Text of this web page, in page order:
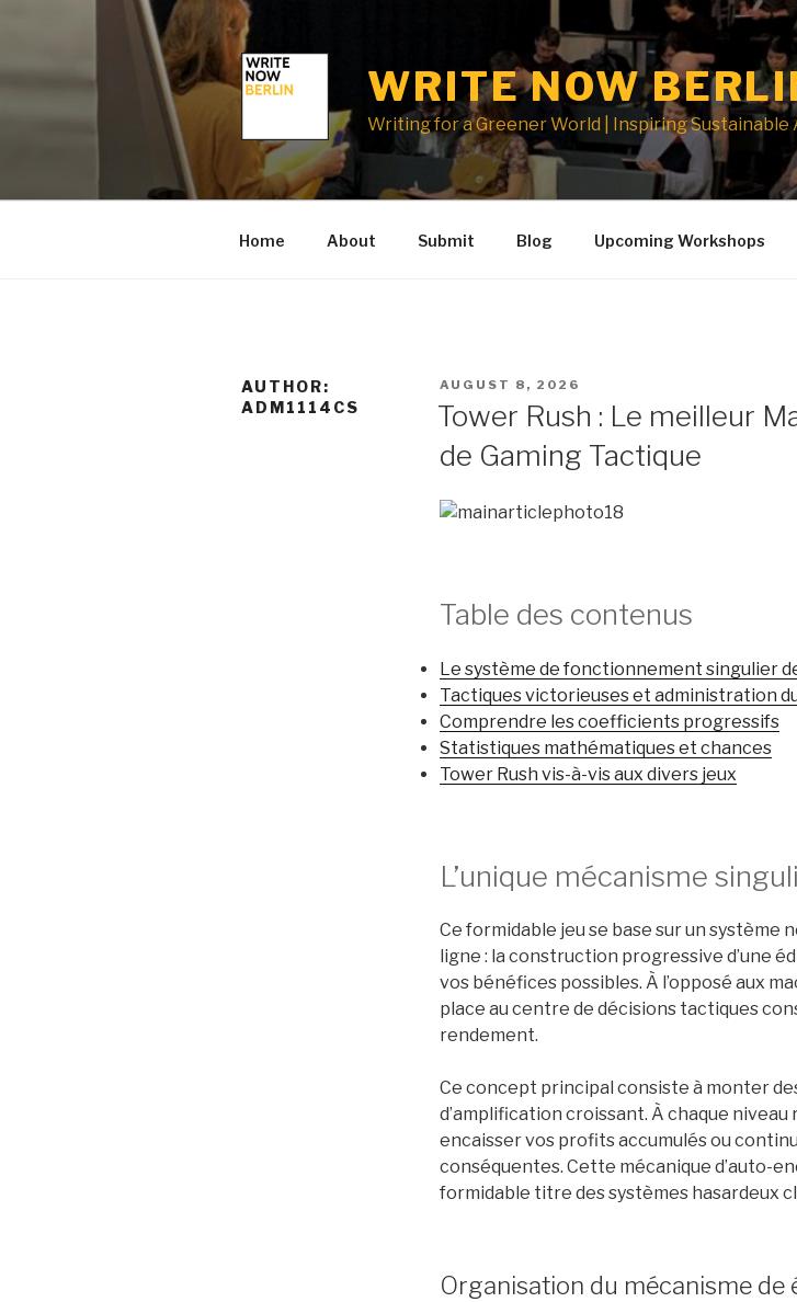
WRITE NOW
Writing for a Greener World | Inspiring Sustainable
Home About Submit Blog Upcoming Workshops
AUTHOR:
ADM1114CS
POSTED
AUGUST 8, 2026
Tower Rush : Le meilleur
de Gaming Tactique
Table des contenus
Le système de fonctionnement singulier
Tactiques victorieuses et administration
Comprendre les coefficients progressifs
Statistiques mathématiques et chances
Tower Rush vis-à-vis aux divers jeux
L’unique mécanisme
Ce formidable jeu se base sur un système
ligne : la construction progressive d’une
vos bénéfices possibles. À l’opposé aux
place au centre de décisions tactiques
rendement.
Ce concept principal consiste à monter
d’amplification croissant. À chaque
encaisser vos profits accumulés ou
conséquentes. Cette mécanique d’auto-
formidable titre des systèmes hasardeux
Organisation du mécanisme de